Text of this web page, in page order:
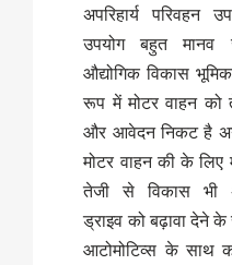
अपरिहार्य
उपयोग बहुत मानव
औद्योगिक विकास
रूप में मोटर वाहन
और आवेदन निकट है अन्य
मोटर वाहन की के लिए
तेजी से विकास भी
ड्राइव को बढ़ावा देने
आटोमोटिव्स के साथ